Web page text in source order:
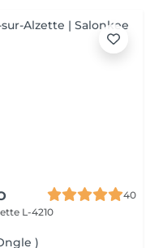
40
L-4210
)